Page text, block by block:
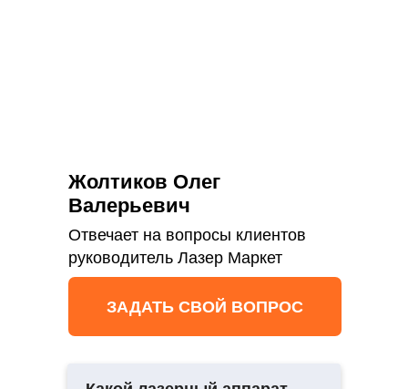
Жолтиков Олег
Валерьевич
Отвечает на вопросы клиентов
руководитель Лазер Маркет
ЗАДАТЬ СВОЙ ВОПРОС